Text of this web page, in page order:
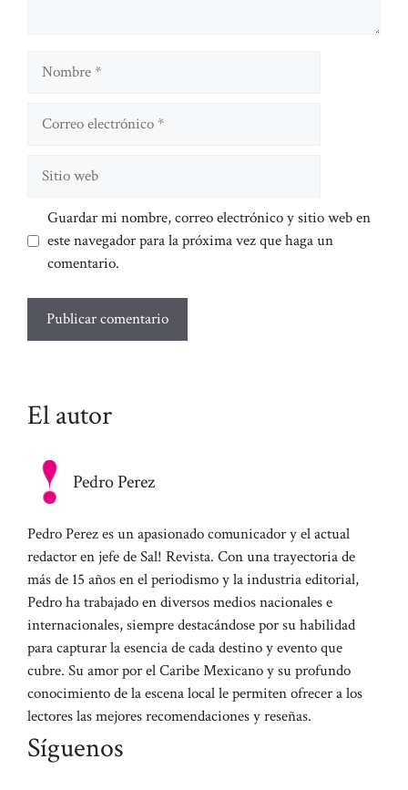
Nombre
Guardar mi nombre, correo electrónico y sitio web en
este navegador para la próxima vez que haga un
comentario.
El autor
Pedro Perez
Pedro Perez es un apasionado comunicador y el actual
redactor en jefe de Sal! Revista. Con una trayectoria de
más de 15 años en el periodismo y la industria editorial,
Pedro ha trabajado en diversos medios nacionales e
internacionales, siempre destacándose por su habilidad
para capturar la esencia de cada destino y evento que
cubre. Su amor por el Caribe Mexicano y su profundo
conocimiento de la escena local le permiten ofrecer a los
lectores las mejores recomendaciones y reseñas.
Síguenos